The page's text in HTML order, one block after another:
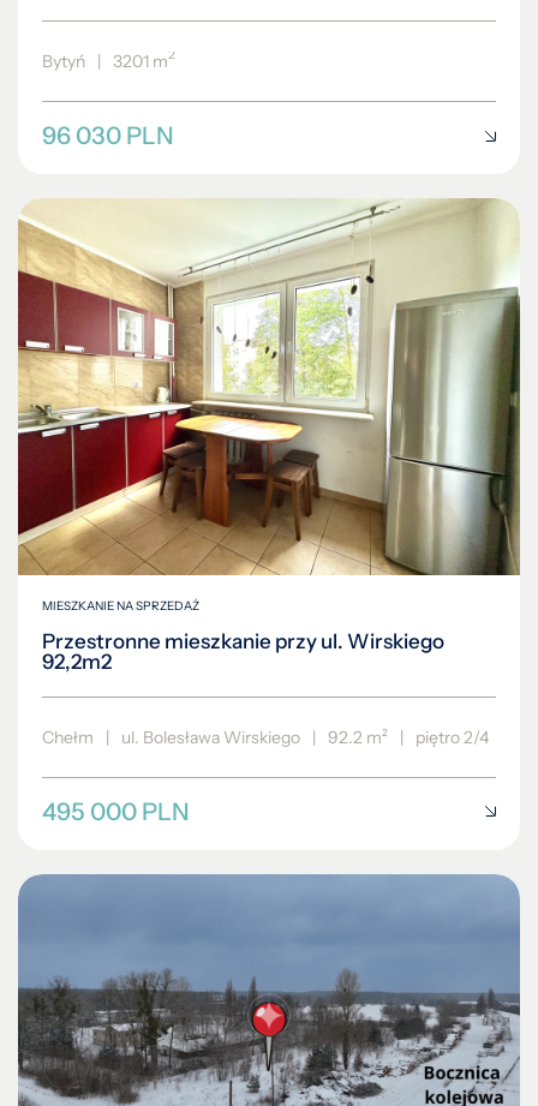
Bytyń | 3201 m2
96 030 PLN
MIESZKANIE NA SPRZEDAŻ
Przestronne mieszkanie przy ul. Wirskiego
92,2m2
Chełm | ul. Bolesława Wirskiego | 92.2 m² | piętro 2/4
495 000 PLN